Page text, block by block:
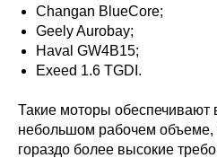
Changan BlueCore;
Geely Aurobay;
Haval GW4B15;
Exeed 1.6 TGDI.
Такие моторы
небольшом рабочем объеме,
гораздо более высокие